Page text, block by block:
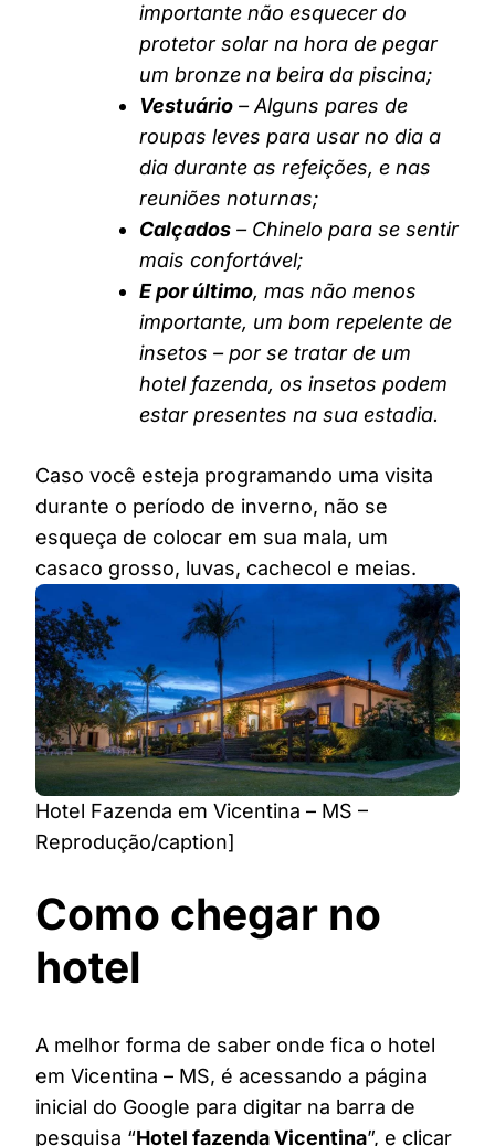
importante não esquecer do
protetor solar na hora de pegar
um bronze na beira da piscina;
Vestuário – Alguns pares de
roupas leves para usar no dia a
dia durante as refeições, e nas
reuniões noturnas;
Calçados – Chinelo para se sentir
mais confortável;
E por último, mas não menos
importante, um bom repelente de
insetos – por se tratar de um
hotel fazenda, os insetos podem
estar presentes na sua estadia.
Caso você esteja programando uma visita
durante o período de inverno, não se
esqueça de colocar em sua mala, um
casaco grosso, luvas, cachecol e meias.
Hotel Fazenda em Vicentina – MS –
Reprodução/caption]
Como chegar no
hotel
A melhor forma de saber onde fica o hotel
em Vicentina – MS, é acessando a página
inicial do Google para digitar na barra de
pesquisa “Hotel fazenda Vicentina”, e clicar